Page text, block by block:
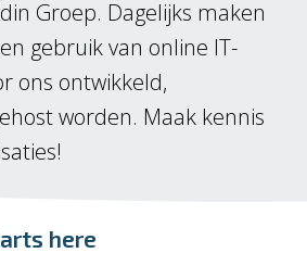
Groep. Dagelijks maken
gebruik van online IT-
ons ontwikkeld,
worden. Maak kennis
here